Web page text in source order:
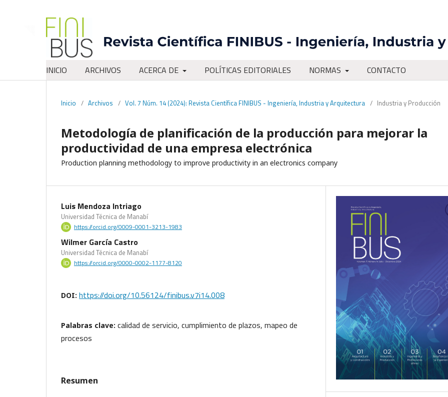
INICIO ARCHIVOS ACERCA DE POLÍTICAS EDITORIALES NORMAS CONTACTO
Inicio / Archivos / Vol. 7 Núm. 14 (2024): Revista Científica FINIBUS - Ingeniería, Industria y Arquitectura / Industria y Producción
Metodología de planificación de la producción para mejorar la
productividad de una empresa electrónica
Production planning methodology to improve productivity in an electronics company
Luis Mendoza Intriago
Universidad Técnica de Manabí
https://orcid.org/0009-0001-3213-1983
Wilmer García Castro
Universidad Técnica de Manabí
https://orcid.org/0000-0002-1177-8120
DOI: https://doi.org/10.56124/finibus.v7i14.008
Palabras clave: calidad de servicio, cumplimiento de plazos, mapeo de
procesos
Resumen